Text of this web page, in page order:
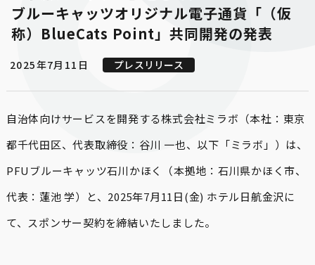
ブルーキャッツオリジナル電⼦通貨「（仮
称）BlueCats Point」共同開発の発表
2025年7月11日 プレスリリース
自治体向けサービスを開発する株式会社ミラボ（本社：東京
都千代田区、代表取締役：谷川 一也、以下「ミラボ」）は、
PFUブルーキャッツ石川かほく（本拠地：石川県かほく市、
代表：蓮池 学）と、2025年7月11日(金) ホテル日航金沢に
て、スポンサー契約を締結いたしました。